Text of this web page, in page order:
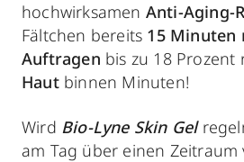
hochwirksamen Anti-Aging-
Fältchen bereits 15 Minuten
Auftragen bis zu 18 Prozent
Hautbinnen Minuten!
Wird Bio-Lyne Skin Gel
am Tag über einen Zeitraum